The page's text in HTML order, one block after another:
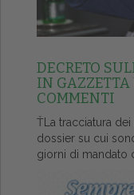
DECRETO
IN
COMMENTI
ŤLa tracciatura
dossier su cui
giorni di mandato